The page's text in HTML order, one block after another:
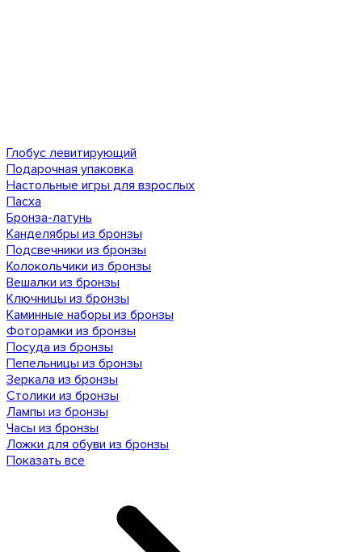
Глобус левитирующий
Подарочная упаковка
Настольные игры для взрослых
Пасха
Бронза-латунь
Канделябры из бронзы
Подсвечники из бронзы
Колокольчики из бронзы
Вешалки из бронзы
Ключницы из бронзы
Каминные наборы из бронзы
Фоторамки из бронзы
Посуда из бронзы
Пепельницы из бронзы
Зеркала из бронзы
Столики из бронзы
Лампы из бронзы
Часы из бронзы
Ложки для обуви из бронзы
Показать все